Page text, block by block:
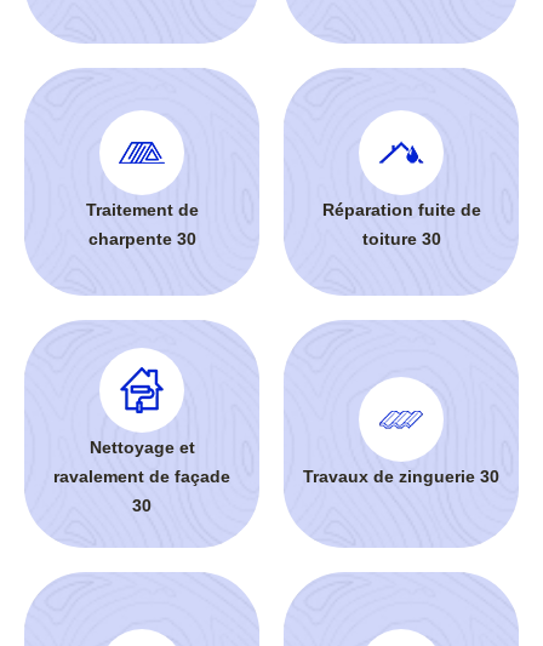
Traitement de
charpente 30
Réparation fuite de
toiture 30
Nettoyage et
ravalement de façade
30
Travaux de zinguerie 30